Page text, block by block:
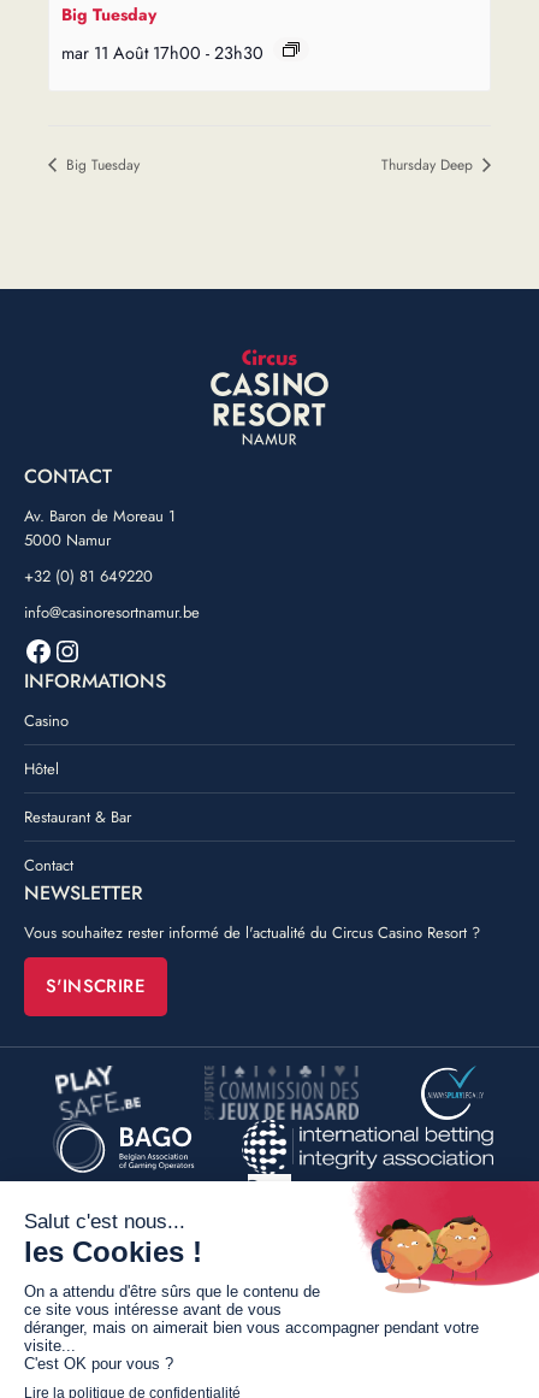
Big Tuesday
mar 11 Août 17h00 - 23h30
Big Tuesday Thursday Deep
CONTACT
Av. Baron de Moreau 1
5000 Namur
+32 (0) 81 649220
info@casinoresortnamur.be
Facebook
Instagram
INFORMATIONS
Casino
Hôtel
Restaurant & Bar
Contact
NEWSLETTER
Vous souhaitez rester informé de l'actualité du Circus Casino Resort ?
S'INSCRIRE
By
Conditions générales de vente